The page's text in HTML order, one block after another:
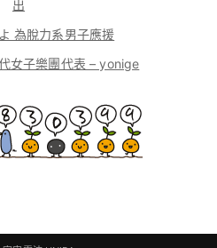
出
為脫力系男子應援
女子樂團代表 – yonige